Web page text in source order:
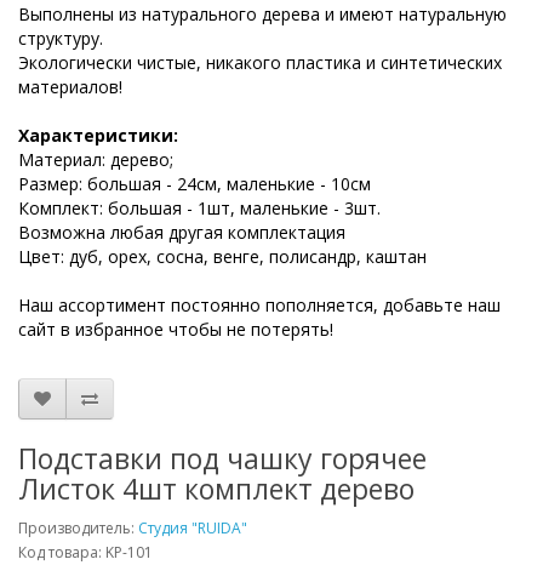
Выполнены из натурального дерева и имеют натуральную
структуру.
Экологически чистые, никакого пластика и синтетических
материалов!
Характеристики:
Материал: дерево;
Размер: большая - 24см, маленькие - 10см
Комплект: большая - 1шт, маленькие - 3шт.
Возможна любая другая комплектация
Цвет: дуб, орех, сосна, венге, полисандр, каштан
Наш ассортимент постоянно пополняется, добавьте наш
сайт в избранное чтобы не потерять!
Подставки под чашку горячее
Листок 4шт комплект дерево
Производитель: Студия "RUIDA"
Код товара: KP-101